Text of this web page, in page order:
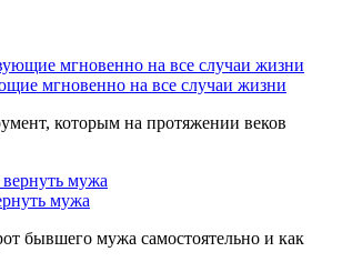
мгновенно на все случаи жизни
которым на протяжении веков
мужа
бывшего мужа самостоятельно и как